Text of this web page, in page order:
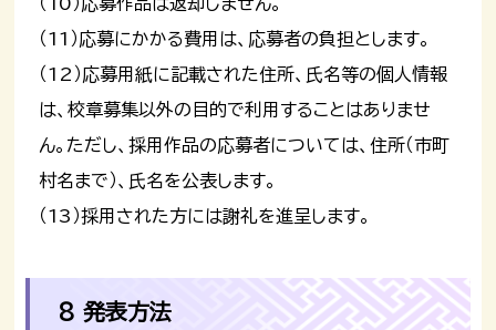
（11）応募にかかる費用は、応募者の負担とします。
（12）応募用紙に記載された住所、氏名等の個人情報
は、校章募集以外の目的で利用することはありませ
ん。ただし、採用作品の応募者については、住所（市町
村名まで）、氏名を公表します。
（13）採用された方には謝礼を進呈します。
8 発表方法